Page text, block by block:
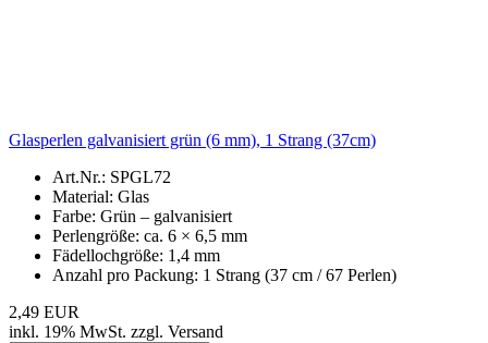
Glasperlen galvanisiert grün (6 mm), 1 Strang (37cm)
Art.Nr.: SPGL72
Material: Glas
Farbe: Grün – galvanisiert
Perlengröße: ca. 6 × 6,5 mm
Fädellochgröße: 1,4 mm
Anzahl pro Packung: 1 Strang (37 cm / 67 Perlen)
2,49 EUR
inkl. 19% MwSt. zzgl. Versand